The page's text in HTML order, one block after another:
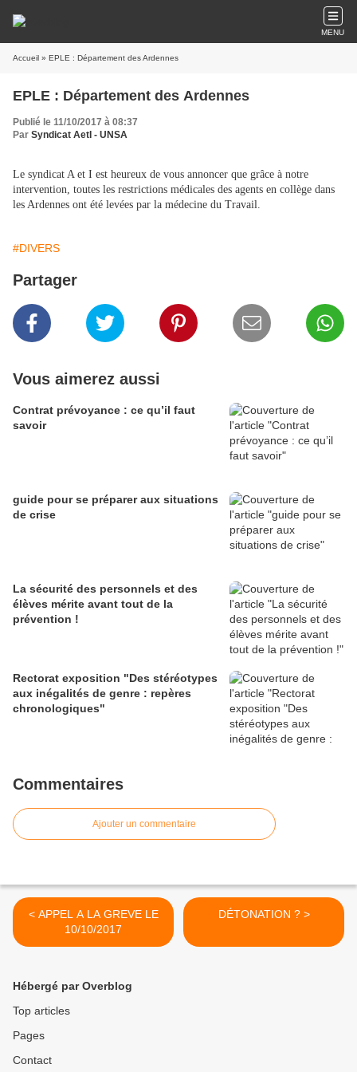
MENU
Accueil » EPLE : Département des Ardennes
EPLE : Département des Ardennes
Publié le 11/10/2017 à 08:37
Par Syndicat AetI - UNSA
Le syndicat A et I est heureux de vous annoncer que grâce à notre
intervention, toutes les restrictions médicales des agents en collège dans
les Ardennes ont été levées par la médecine du Travail.
#DIVERS
Partager
Vous aimerez aussi
Contrat prévoyance : ce qu’il faut
savoir
guide pour se préparer aux situations
de crise
La sécurité des personnels et des
élèves mérite avant tout de la
prévention !
Rectorat exposition "Des stéréotypes
aux inégalités de genre : repères
chronologiques"
Commentaires
Ajouter un commentaire
< APPEL A LA GREVE LE
10/10/2017
DÉTONATION ? >
Hébergé par Overblog
Top articles
Pages
Contact